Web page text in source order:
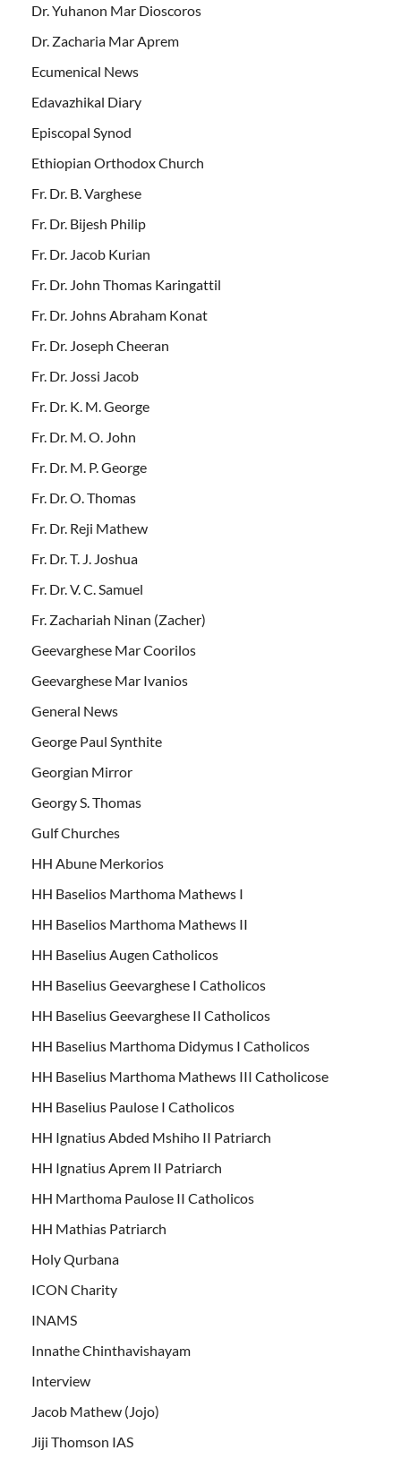
Dr. Yuhanon Mar Dioscoros
Dr. Zacharia Mar Aprem
Ecumenical News
Edavazhikal Diary
Episcopal Synod
Ethiopian Orthodox Church
Fr. Dr. B. Varghese
Fr. Dr. Bijesh Philip
Fr. Dr. Jacob Kurian
Fr. Dr. John Thomas Karingattil
Fr. Dr. Johns Abraham Konat
Fr. Dr. Joseph Cheeran
Fr. Dr. Jossi Jacob
Fr. Dr. K. M. George
Fr. Dr. M. O. John
Fr. Dr. M. P. George
Fr. Dr. O. Thomas
Fr. Dr. Reji Mathew
Fr. Dr. T. J. Joshua
Fr. Dr. V. C. Samuel
Fr. Zachariah Ninan (Zacher)
Geevarghese Mar Coorilos
Geevarghese Mar Ivanios
General News
George Paul Synthite
Georgian Mirror
Georgy S. Thomas
Gulf Churches
HH Abune Merkorios
HH Baselios Marthoma Mathews I
HH Baselios Marthoma Mathews II
HH Baselius Augen Catholicos
HH Baselius Geevarghese I Catholicos
HH Baselius Geevarghese II Catholicos
HH Baselius Marthoma Didymus I Catholicos
HH Baselius Marthoma Mathews III Catholicose
HH Baselius Paulose I Catholicos
HH Ignatius Abded Mshiho II Patriarch
HH Ignatius Aprem II Patriarch
HH Marthoma Paulose II Catholicos
HH Mathias Patriarch
Holy Qurbana
ICON Charity
INAMS
Innathe Chinthavishayam
Interview
Jacob Mathew (Jojo)
Jiji Thomson IAS